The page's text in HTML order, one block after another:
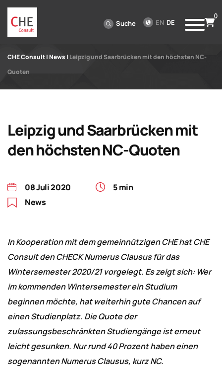
Suche EN DE
0
CHE Consult|News | Leipzig und Saarbrücken mit den höchsten NC-
Quoten
Leipzig und Saarbrücken mit
den höchsten NC-Quoten
08 Juli 2020
5 min
News
In Kooperation mit dem gemeinnützigen CHE hat CHE
Consult den CHECK Numerus Clausus für das
Wintersemester 2020/21 vorgelegt. Es zeigt sich: Wer
im kommenden Wintersemester ein Studium
beginnen möchte, hat weiterhin gute Chancen auf
einen Studienplatz. Die Quote der
zulassungsbeschränkten Studiengänge ist erneut
leicht gesunken. Nur rund 40 Prozent haben einen
sogenannten Numerus Clausus, kurz NC.